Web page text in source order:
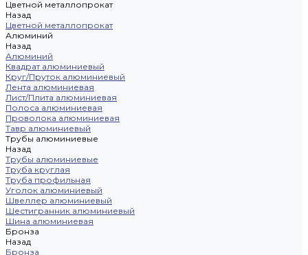
Цветной металлопрокат
Назад
Цветной металлопрокат
Алюминий
Назад
Алюминий
Квадрат алюминиевый
Круг/Пруток алюминиевый
Лента алюминиевая
Лист/Плита алюминиевая
Полоса алюминиевая
Проволока алюминиевая
Тавр алюминиевый
Трубы алюминиевые
Назад
Трубы алюминиевые
Труба круглая
Труба профильная
Уголок алюминиевый
Швеллер алюминиевый
Шестигранник алюминиевый
Шина алюминиевая
Бронза
Назад
Бронза